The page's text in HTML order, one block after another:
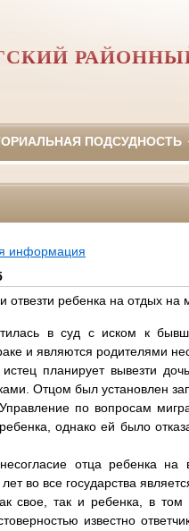
ПОДСУДНОСТЬ
информация
отвезти ребенка на отдых на
в суд с иском к
и являются родителями
планирует вывезти
Отцом был установлен
по вопросам
однако ей было
отца ребенка
во все государства
свое, так и ребенка, в том
известно